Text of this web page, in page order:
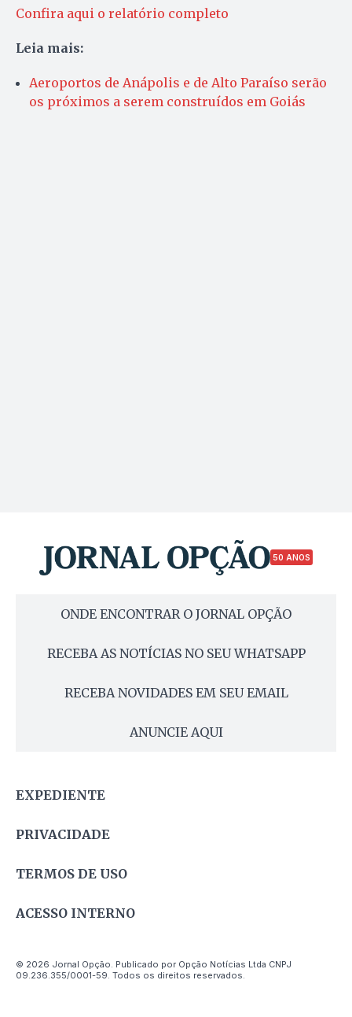
Confira aqui o relatório completo
Leia mais:
Aeroportos de Anápolis e de Alto Paraíso serão
os próximos a serem construídos em Goiás
50 ANOS
ONDE ENCONTRAR O JORNAL OPÇÃO
RECEBA AS NOTÍCIAS NO SEU WHATSAPP
RECEBA NOVIDADES EM SEU EMAIL
ANUNCIE AQUI
EXPEDIENTE
PRIVACIDADE
TERMOS DE USO
ACESSO INTERNO
© 2026 Jornal Opção. Publicado por Opção Notícias Ltda CNPJ
09.236.355/0001-59. Todos os direitos reservados.